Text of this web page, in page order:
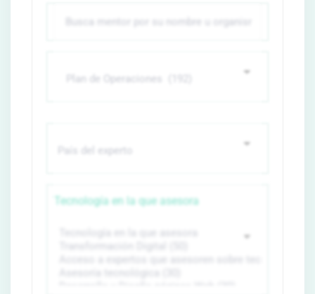
Tecnología en la que asesora